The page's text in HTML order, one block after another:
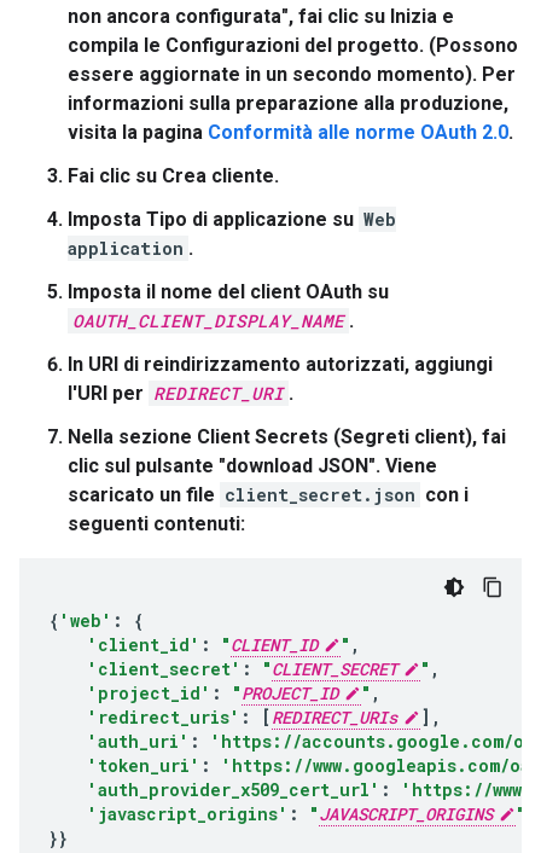
non ancora configurata", fai clic su Inizia e
compila le Configurazioni del progetto. (Possono
essere aggiornate in un secondo momento). Per
informazioni sulla preparazione alla produzione,
visita la pagina Conformità alle norme OAuth 2.0.
Fai clic su Crea cliente.
Imposta Tipo di applicazione su Web
application .
Imposta il nome del client OAuth su
OAUTH_CLIENT_DISPLAY_NAME .
In URI di reindirizzamento autorizzati, aggiungi
l'URI per REDIRECT_URI .
Nella sezione Client Secrets (Segreti client), fai
clic sul pulsante "download JSON". Viene
scaricato un file client_secret.json con i
seguenti contenuti:
{ 'web' :
{
'client_id' : "CLIENT_ID " ,
'client_secret' : "CLIENT_SECRET " ,
'project_id' : "PROJECT_ID " ,
'redirect_uris' : [ REDIRECT_URIs
],
'auth_uri' :
'https://accounts.google.com/o/
'token_uri' :
'https://www.googleapis.com/
'auth_provider_x509_cert_url' :
'https://
'javascript_origins' : "JAVASCRIPT_ORIGINS "
}}